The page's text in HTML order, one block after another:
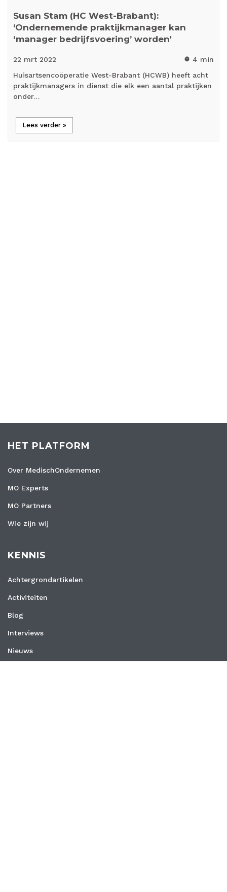
Susan Stam (HC West-Brabant):
‘Ondernemende praktijkmanager kan
‘manager bedrijfsvoering’ worden'
22 mrt 2022 timer 4 min
Huisartsencoöperatie West-Brabant (HCWB) heeft acht
praktijkmanagers in dienst die elk een aantal praktijken
onder…
Lees verder »
HET PLATFORM
Over MedischOndernemen
MO Experts
MO Partners
Wie zijn wij
KENNIS
Achtergrondartikelen
Activiteiten
Blog
Interviews
Nieuws